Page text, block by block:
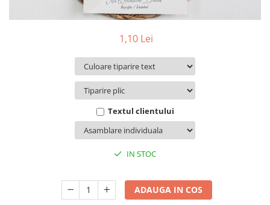
Pungi si cutii prajituri
Cutii flori de hartie
Aranjamente tematice
2020 Craciun si Anul Nou
1,10 Lei
Textul clientului
IN STOC
ADAUGA IN COS